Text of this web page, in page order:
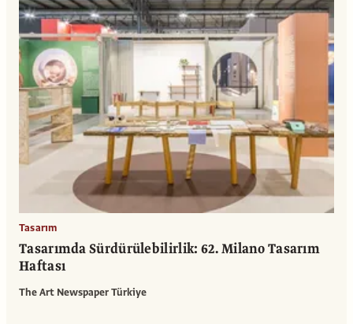
Tasarım
Tasarımda Sürdürülebilirlik: 62. Milano Tasarım
Haftası
The Art Newspaper Türkiye